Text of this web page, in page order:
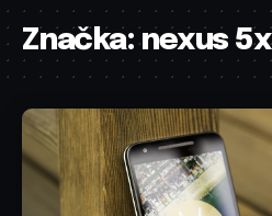
Značka:nexus 5x